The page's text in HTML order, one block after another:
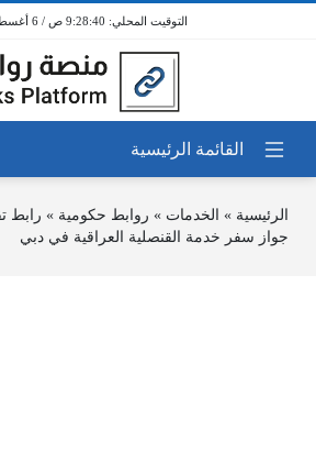
9:28:40 ص / 6 أغسطس 2026
الرئيسية » الخدمات » روابط حكومية » رابط
جواز سفر خدمة القنصلية العراقية في دبي